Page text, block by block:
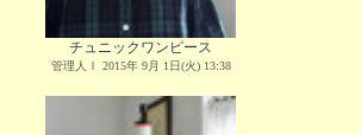
チュニックワンピース
管理人Ｉ 2015年 9月 1日(火) 13:38